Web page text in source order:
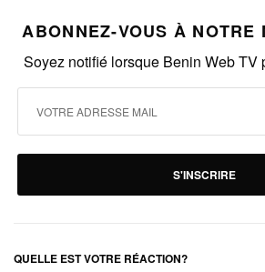
ABONNEZ-VOUS À NOTRE
Soyez notifié lorsque Benin Web TV
S'INSCRIRE
QUELLE EST VOTRE RÉACTION?